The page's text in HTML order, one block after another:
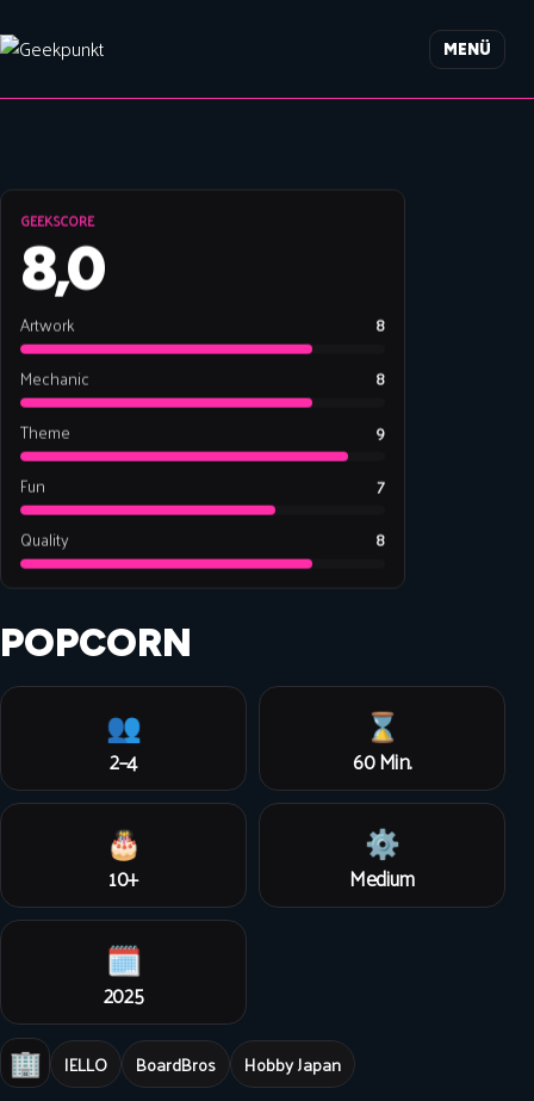
MENÜ
GEEKSCORE
8,0
Artwork
8
Mechanic
8
Theme
9
Fun
7
Quality
8
POPCORN
👥
2–4
⌛
60 Min.
🎂
10+
⚙️
Medium
🗓️
2025
🏢 IELLO BoardBros Hobby Japan